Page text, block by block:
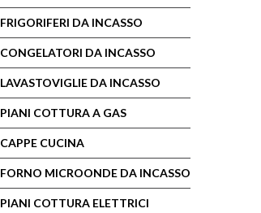
FRIGORIFERI DA INCASSO
CONGELATORI DA INCASSO
LAVASTOVIGLIE DA INCASSO
PIANI COTTURA A GAS
CAPPE CUCINA
FORNO MICROONDE DA INCASSO
PIANI COTTURA ELETTRICI